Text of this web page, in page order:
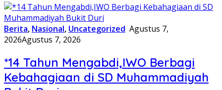
Berita, Nasional, Uncategorized Agustus 7,
2026Agustus 7, 2026
*14 Tahun Mengabdi,IWO Berbagi
Kebahagiaan di SD Muhammadiyah